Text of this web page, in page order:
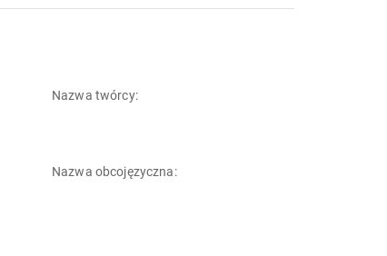
Nazwa twórcy:
Nazwa obcojęzyczna: